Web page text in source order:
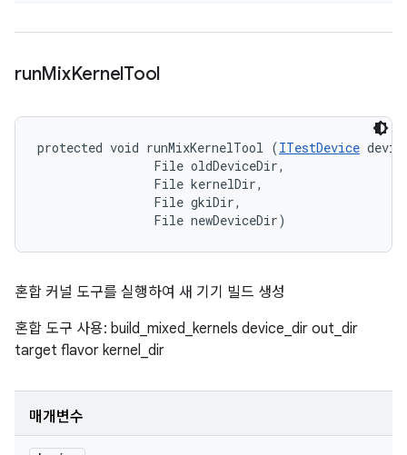
runMixKernelTool
protected void runMixKernelTool (ITestDevice
                File oldDeviceDir,
                File kernelDir,
                File gkiDir,
                File newDeviceDir)
혼합 커널 도구를 실행하여 새 기기 빌드 생성
혼합 도구 사용: build_mixed_kernels device_dir out_dir
target flavor kernel_dir
매개변수